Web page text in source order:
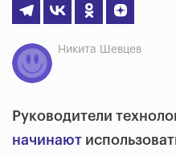
Никита Шевцев
Руководители
начинают